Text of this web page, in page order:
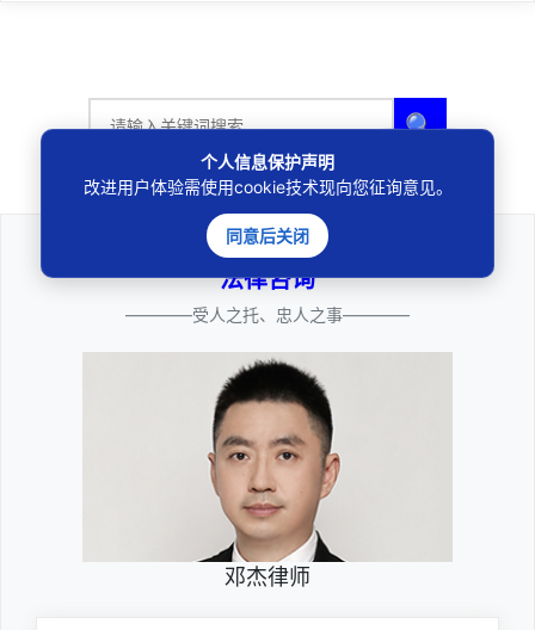
🔍
法律咨询
————受人之托、忠人之事————
邓杰律师
个人信息保护声明
改进用户体验需使用cookie技术现向您征询意见。
同意后关闭